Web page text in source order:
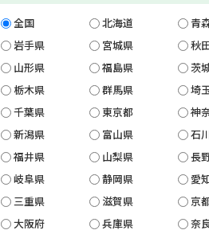
全国 北海道
青
岩手県
宮城県
秋
山形県
福島県
茨
栃木県
群馬県
埼
千葉県
東京都
神
新潟県
富山県
石
福井県
山梨県
長
岐阜県
静岡県
愛
三重県
滋賀県
京
大阪府
兵庫県
奈